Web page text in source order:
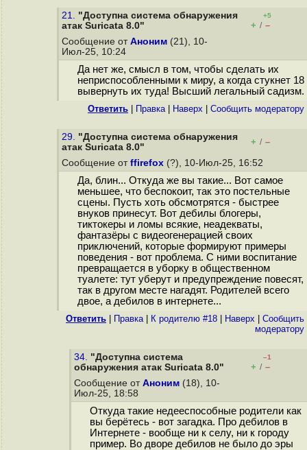
21. "Доступна система обнаружения
атак Suricata 8.0"
+5
+ / –
Сообщение от Аноним (21), 10-
Июл-25, 10:24
Да нет же, смысл в том, чтобы сделать их
неприспособленными к миру, а когда стукнет 18
вывернуть их туда! Высший легальный садизм.
Ответить Правка| Наверх Cообщить модератору
29. "Доступна система обнаружения
атак Suricata 8.0"
+ / –
Сообщение от ffirefox (?), 10-Июл-25, 16:52
Да, блин... Откуда же вы такие... Вот самое
меньшее, что беспокоит, так это постельные
сцены. Пусть хоть обсмотрятся - быстрее
внуков принесут. Вот дебилы блогеры,
тиктокеры и ломы всякие, неадекваты,
фантазёры с видеогенерацией своих
приключений, которые формируют примеры
поведения - вот проблема. С ними воспитание
превращается в уборку в общественном
туалете: тут уберут и предупреждение повесят,
так в другом месте нагадят. Родителей всего
двое, а дебилов в интернете...
Ответить Правка| К родителю #18 Наверх
Cообщить
модератору
34. "Доступна система
обнаружения атак Suricata 8.0"
–1
+ / –
Сообщение от Аноним (18), 10-
Июл-25, 18:58
Откуда такие недееспособные родители как
вы берётесь - вот загадка. Про дебилов в
Интернете - вообще ни к селу, ни к городу
пример. Во дворе дебилов не было до эры